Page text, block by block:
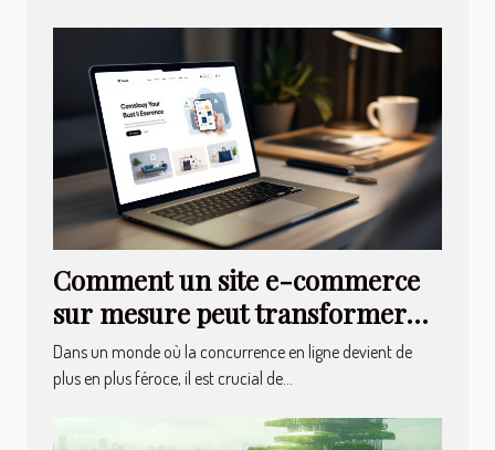
Comment un site e-commerce
sur mesure peut transformer
votre entreprise en ligne
Dans un monde où la concurrence en ligne devient de
plus en plus féroce, il est crucial de...